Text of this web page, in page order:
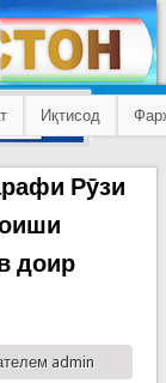
Иқтисод
Рӯзи
доир
admin